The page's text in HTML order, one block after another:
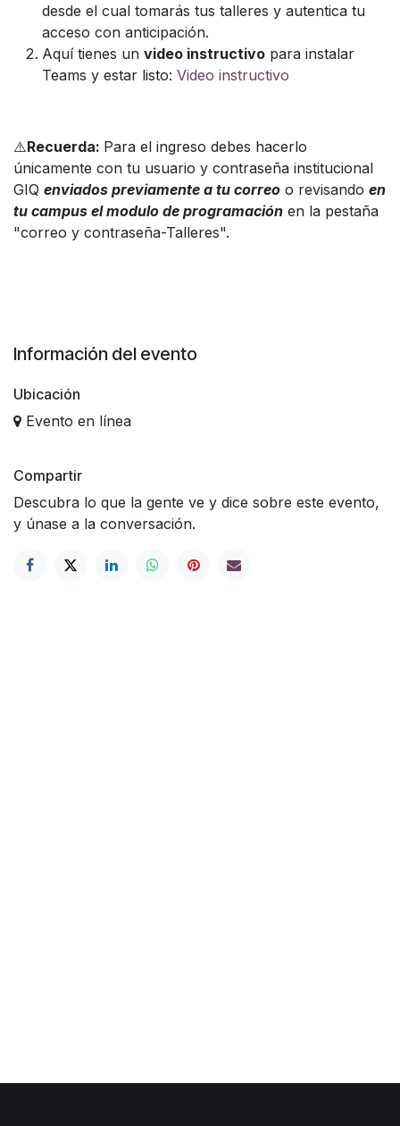
desde el cual tomarás tus talleres y autentica tu
acceso con anticipación.
Aquí tienes un video instructivo para instalar
Teams y estar listo: Video instructivo
⚠️Recuerda: Para el ingreso debes hacerlo
únicamente con tu usuario y contraseña institucional
GIQ enviados previamente a tu correo o revisando en
tu campus el modulo de programación en la pestaña
"correo y contraseña-Talleres".
Información del evento
Ubicación
Evento en línea
Compartir
Descubra lo que la gente ve y dice sobre este evento,
y únase a la conversación.